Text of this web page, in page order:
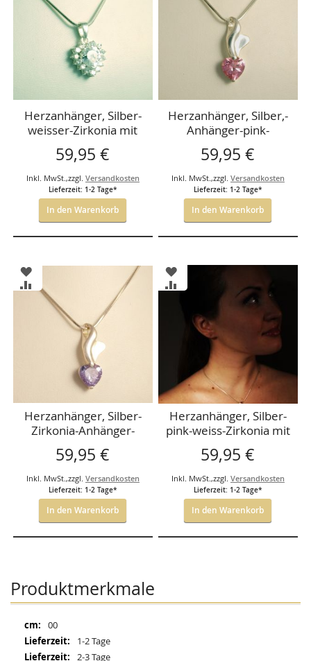
HINZUFÜGEN
Herzanhänger, Silber-
weisser-Zirkonia mit
Kette
59,95 €
Inkl. MwSt. ,zzgl. Versandkosten
Lieferzeit: 1-2 Tage*
In den Warenkorb
HINZUFÜGEN
Herzanhänger, Silber,-
Anhänger-pink-
Zirkonia mit Kette
59,95 €
Inkl. MwSt. ,zzgl. Versandkosten
Lieferzeit: 1-2 Tage*
In den Warenkorb
ZUR
WUNSCHLISTE
HINZUFÜGEN
ZUR
VERGLEICHSLISTE
HINZUFÜGEN
Herzanhänger, Silber-
Zirkonia-Anhänger-
fliederfarben-Zirkonia
mit Kette
59,95 €
Inkl. MwSt.,zzgl. Versandkosten
Lieferzeit: 1-2 Tage*
In den Warenkorb
ZUR
WUNSCHLISTE
HINZUFÜGEN
ZUR
VERGLEICHSLISTE
HINZUFÜGEN
Herzanhänger, Silber-
pink-weiss-Zirkonia mit
Kette
59,95 €
Inkl. MwSt.,zzgl. Versandkosten
Lieferzeit: 1-2 Tage*
In den Warenkorb
Produktmerkmale
Mehr
Informationen
00
1-2 Tage
2-3 Tage